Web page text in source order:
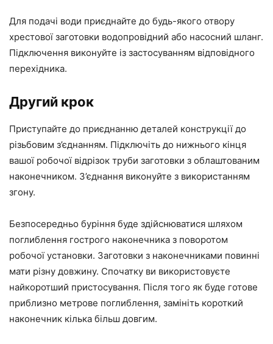
Для подачі води приєднайте до будь-якого отвору
хрестової заготовки водопровідний або насосний шланг.
Підключення виконуйте із застосуванням відповідного
перехідника.
Другий крок
Приступайте до приєднанню деталей конструкції до
різьбовим з’єднанням. Підключіть до нижнього кінця
вашої робочої відрізок труби заготовки з облаштованим
наконечником. З’єднання виконуйте з використанням
згону.
Безпосередньо буріння буде здійснюватися шляхом
поглиблення гострого наконечника з поворотом
робочої установки. Заготовки з наконечниками повинні
мати різну довжину. Спочатку ви використовуєте
найкоротший пристосування. Після того як буде готове
приблизно метрове поглиблення, замініть короткий
наконечник кілька більш довгим.